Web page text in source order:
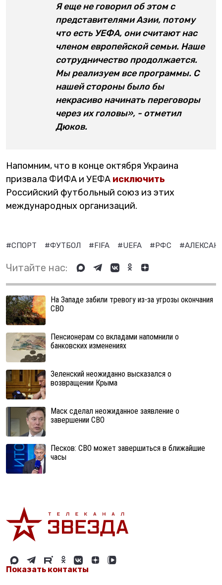
Я еще не говорил об этом с
представителями Азии, потому
что есть УЕФА, они считают нас
членом европейской семьи. Наше
сотрудничество продолжается.
Мы реализуем все программы. С
нашей стороны было бы
некрасиво начинать переговоры
через их головы», - отметил
Дюков.
Напомним, что в конце октября Украина
призвала ФИФА и УЕФА исключить
Российский футбольный союз из этих
международных организаций.
#СПОРТ #ФУТБОЛ #FIFA #UEFA #РФС
Читайте нас:
На Западе забили тревогу из-за угрозы окончания
СВО
Пенсионерам со вкладами напомнили о
банковских изменениях
Зеленский неожиданно высказался о
возвращении Крыма
Маск сделал неожиданное заявление о
завершении СВО
Песков: СВО может завершиться в ближайшие
часы
Показать контакты